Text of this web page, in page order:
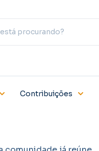
Contribuições